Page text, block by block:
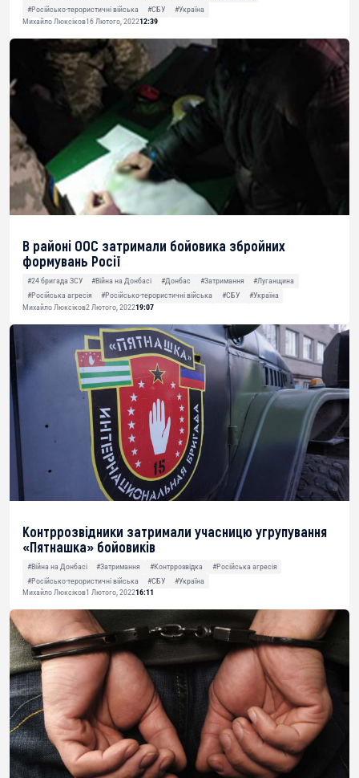
#Російсько-терористичні війська
#СБУ
#Україна
Михайло Люксіков16 Лютого, 202212:39
В районі ООС затримали бойовика збройних
формувань Росії
#24 бригада ЗСУ #Війна на Донбасі #Донбас #Затримання
#Луганщина
#Російська агресія
#Російсько-терористичні війська #СБУ
#Україна
Михайло Люксіков2 Лютого, 202219:07
Контррозвідники затримали учасницю угрупування
«Пятнашка» бойовиків
#Війна на Донбасі #Затримання #Контррозвідка
#Російська агресія
#Російсько-терористичні війська
#СБУ
#Україна
Михайло Люксіков1 Лютого, 202216:11